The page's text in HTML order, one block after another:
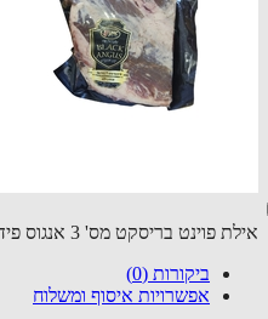
בריסקט מס' 3 אנגוס פידלוט
ביקורות (0)
אפשרויות איסוף ומשלוח